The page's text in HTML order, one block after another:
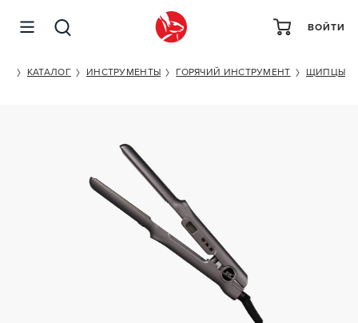
ВОЙТИ
КАТАЛОГ ИНСТРУМЕНТЫ ГОРЯЧИЙ ИНСТРУМЕНТ ЩИПЦЫ
JRL PROFESSIONAL STRAIGHTENERS FOR STYLING HAIR